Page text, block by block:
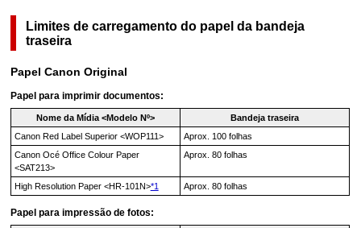
Limites de carregamento do papel da bandeja
traseira
PapelCanon Original
Papel para imprimir documentos:
Nome da Mídia <Modelo Nº>
Bandeja traseira
Canon Red Label Superior<WOP111 >
Aprox. 100 folhas
Canon Océ Office Colour Paper
<SAT213>
Aprox. 80 folhas
High Resolution Paper<HR-101N>*1 Aprox. 80 folhas
Papel para impressão de fotos: